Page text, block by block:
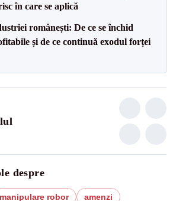
în care se aplică
românești: De ce se închid
și de ce continuă exodul forței
despre
manipulare robor
amenzi